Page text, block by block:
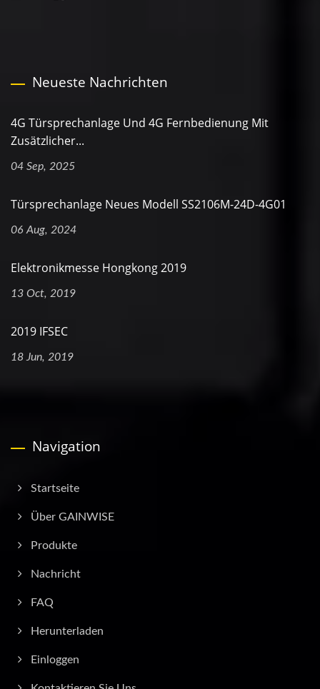
Neueste Nachrichten
4G Türsprechanlage Und 4G Fernbedienung Mit
Zusätzlicher...
04 Sep, 2025
Türsprechanlage Neues Modell SS2106M-24D-4G01
06 Aug, 2024
Elektronikmesse Hongkong 2019
13 Oct, 2019
2019 IFSEC
18 Jun, 2019
Navigation
Startseite
Über GAINWISE
Produkte
Nachricht
FAQ
Herunterladen
Einloggen